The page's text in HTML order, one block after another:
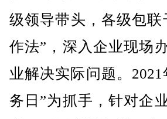
级领导带头，各级包
作法”，深入企业现场
业解决实际问题。
务日”为抓手，针对企